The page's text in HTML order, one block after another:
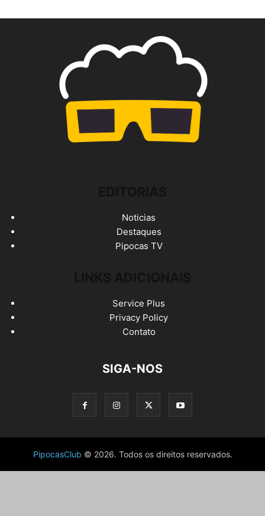
Noticias
Destaques
Pipocas TV
Service Plus
Privacy Policy
Contato
SIGA-NOS
PipocasClub © 2026. Todos os direitos reservados.